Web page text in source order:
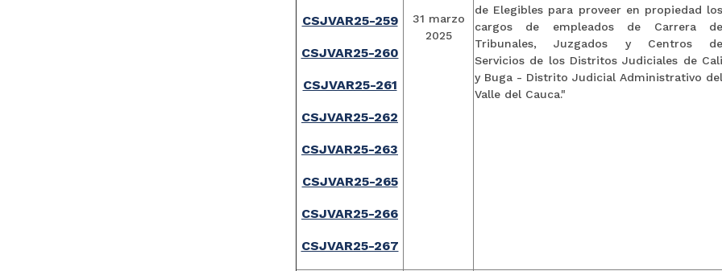
CSJVAR25-259
CSJVAR25-260
CSJVAR25-261
CSJVAR25-262
CSJVAR25-263
CSJVAR25-265
CSJVAR25-266
CSJVAR25-267
31 marzo
2025
de Elegibles para proveer en propiedad los
cargos de empleados de Carrera de
Tribunales, Juzgados y Centros de
Servicios de los Distritos Judiciales de Cali
y Buga - Distrito Judicial Administrativo del
Valle del Cauca."